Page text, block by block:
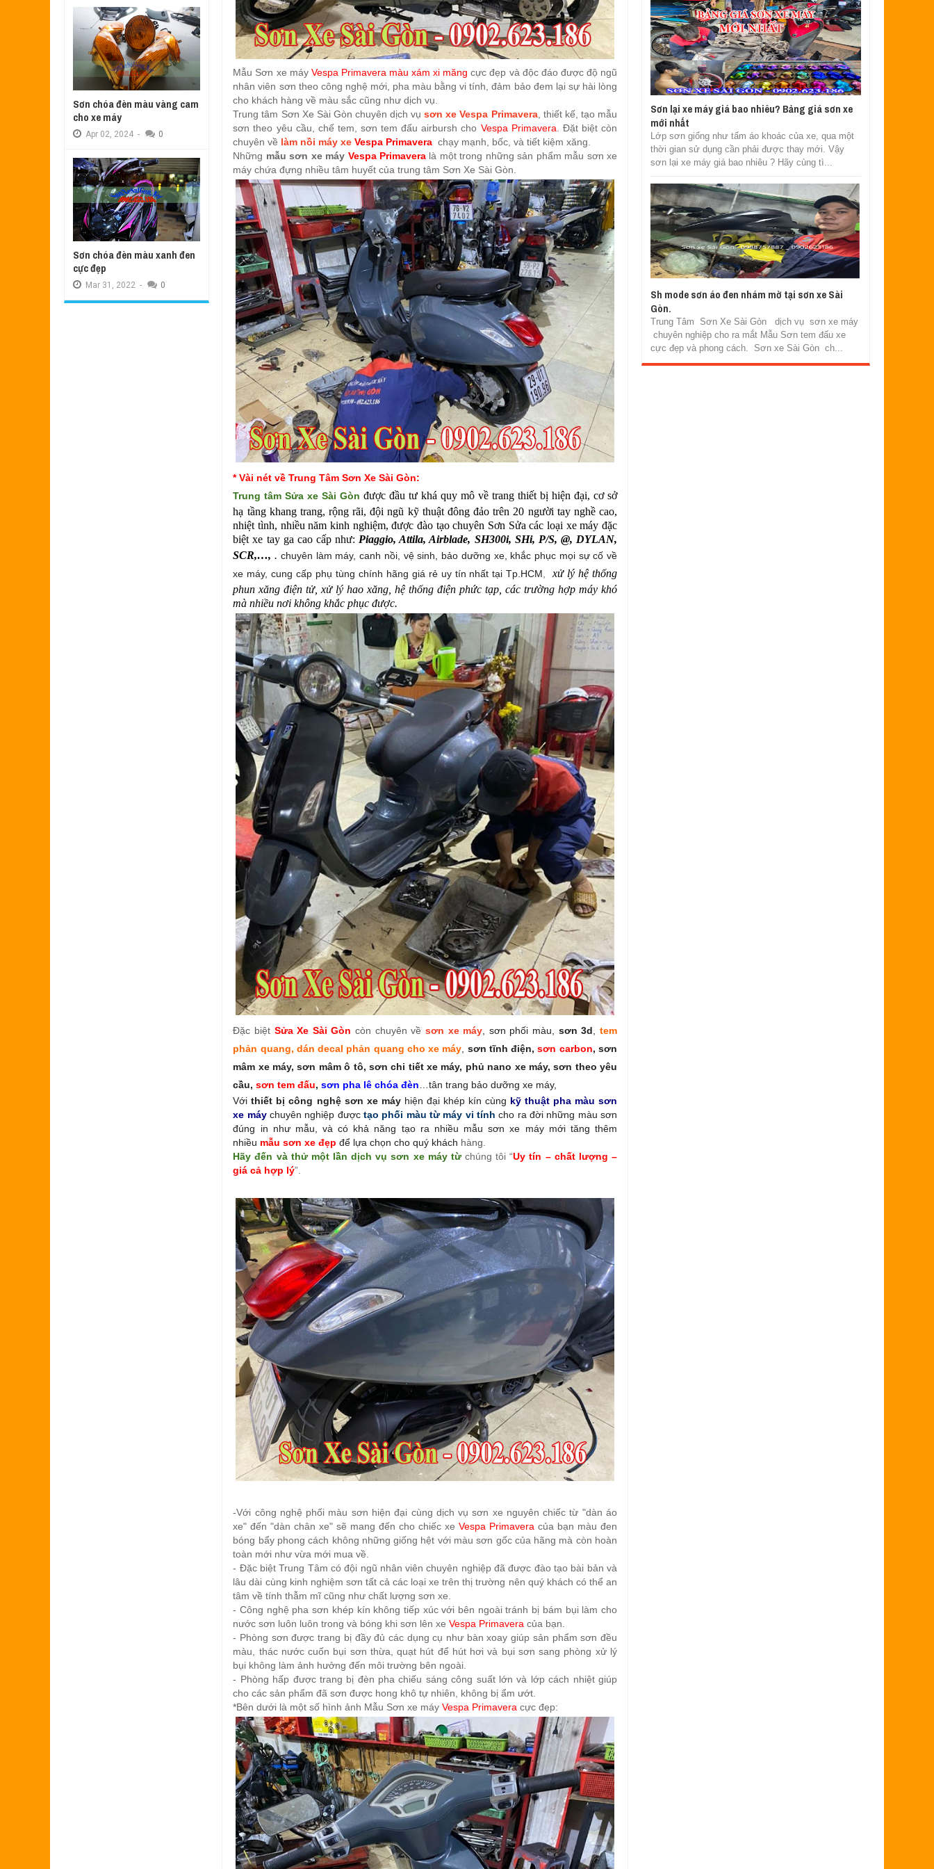
Mẫu Sơn xe máy Vespa Primavera màu xám xi măng cực đẹp và độc đáo được độ ngũ
nhân viên sơn theo công nghệ mới, pha màu bằng vi tính, đảm bảo đem lại sự hài lòng
cho khách hàng về màu sắc cũng như dịch vụ.
Trung tâm Sơn Xe Sài Gòn chuyên dịch vụsơn xe Vespa Primavera, thiết kế, tạo mẫu
sơn theo yêu cầu, chế tem, sơn tem đấu airbursh cho Vespa Primavera . Đặt biệt còn
chuyên về làm nồi máy xe Vespa Primaverachạy mạnh, bốc, và tiết kiệm xăng.
Những mẫu sơn xe máy Vespa Primavera là một trong những sản phẩm mẫu sơn xe
máy chứa đựng nhiều tâm huyết của trung tâm Sơn Xe Sài Gòn.
* Vài nét về Trung Tâm Sơn Xe Sài Gòn:
Trung tâmSửa xe Sài Gòn được đầu tư khá quy mô về trang thiết bị hiện đại, cơ sở
hạ tầng khang trang, rộng rãi, đội ngũ kỹ thuật đông đảo trên 20 người tay nghề cao,
nhiệt tình, nhiều năm kinh nghiệm, được đào tạo chuyên Sơn Sửa các loại xe máy đặc
biệt xe tay ga cao cấp như:Piaggio, Attila, Airblade, SH300i, SHi, P/S, @, DYLAN,
SCR,…,. chuyên làm máy, canh nồi, vệ sinh, bảo dưỡng xe, khắc phục mọi sự cố về
xe máy, cung cấp phụ tùng chính hãng giá rẻ uy tín nhất tại Tp.HCM,
xử lý hệ thống
phun xăng điện tử, xử lý hao xăng, hệ thống điện phức tạp, các trường hợp máy khó
mà nhiều nơi không khắc phục được.
Đặc biệt Sửa Xe Sài Gòn còn chuyên về sơn xe máy , sơn phối màu, sơn 3d
tem
phản quang, dán decal phản quang cho xe máy sơn tĩnh điện,sơn carbon, sơn
mâm xe máy, sơn mâm ô tô, sơn chi tiết xe máy, phủ nano xe máy, sơn theo yêu
cầu,sơn tem đấu,sơn pha lê chóa đèn …tân trang bảo dưỡng xe máy,
Vớithiết bị công nghệ sơn xe máyhiện đại khép kín cùng kỹ thuật pha màu sơn
xe máychuyên nghiệp đượctạo phối màu từ máy vi tính cho ra đời những màu sơn
đúng in như mẫu, và có khả năng tạo ra nhiều mẫu sơn xe máy mới tăng thêm
nhiều mẫu sơn xe đẹp để lựa chọn cho quý khách hàng.
Hãy đến và thử một lần dịch vụ sơn xe máy từchúng tôi “Uy tín – chất lượng –
giá cả hợp lý”.
-Với công nghệ phối màu sơn hiện đại cùng dịch vụ sơn xe nguyên chiếc từ "dàn áo
xe" đến "dàn chân xe" sẽ mang đến cho chiếc xeVespa Primavera của bạn màu đen
bóng bẩy phong cách không những giống hệt với màu sơn gốc của hãng mà còn hoàn
toàn mới như vừa mới mua về.
- Đặc biệt Trung Tâm có đội ngũ nhân viên chuyên nghiệp đã được đào tạo bài bản và
lâu dài cùng kinh nghiệm sơn tất cả các loại xe trên thị trường nên quý khách có thể an
tâm về tính thẫm mĩ cũng như chất lượng sơn xe.
- Công nghệ pha sơn khép kín không tiếp xúc với bên ngoài tránh bị bám bụi làm cho
nước sơn luôn luôn trong và bóng khi sơn lên xeVespa Primavera của bạn.
- Phòng sơn được trang bị đầy đủ các dụng cụ như bàn xoay giúp sản phẩm sơn đều
màu, thác nước cuốn bụi sơn thừa, quạt hút để hút hơi và bụi sơn sang phòng xử lý
bụi không làm ảnh hưởng đến môi trường bên ngoài.
- Phòng hấp được trang bị đèn pha chiếu sáng công suất lớn và lớp cách nhiệt giúp
cho các sản phẩm đã sơn được hong khô tự nhiên, không bị ẩm ướt.
*Bên dưới là một số hình ảnh Mẫu Sơn xe máyVespa Primavera cực đẹp:
Sơn chóa đèn màu vàng cam
cho xe máy
Apr 02, 2024 - 0
Sơn chóa đèn màu xanh đen
cực đẹp
Mar 31, 2022 - 0
Sơn lại xe máy giá bao nhiêu? Bảng giá sơn xe
mới nhất
Lớp sơn giống như tấm áo khoác của xe, qua một
thời gian sử dụng cần phải được thay mới. Vậy
sơn lại xe máy giá bao nhiêu ? Hãy cùng tì...
Sh mode sơn áo đen nhám mờ tại sơn xe Sài
Gòn.
Trung Tâm Sơn Xe Sài Gòn dịch vụ sơn xe máy
chuyên nghiệp cho ra mắt Mẫu Sơn tem đấu xe
cực đẹp và phong cách. Sơn xe Sài Gòn ch...